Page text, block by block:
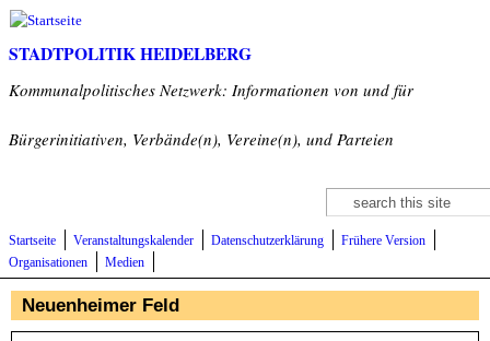
Direkt zum Inhalt
STADTPOLITIK HEIDELBERG
Kommunalpolitisches Netzwerk: Informationen von und für
Bürgerinitiativen, Verbände(n), Vereine(n), und Parteien
Suchformular
Suche
Startseite Veranstaltungskalender Datenschutzerklärung
Frühere Version
Organisationen
Medien
Neuenheimer Feld